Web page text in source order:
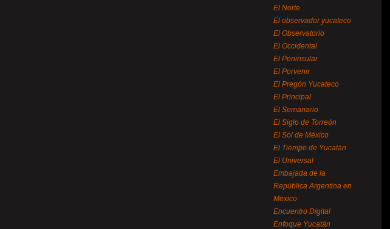
El Norte
El observador yucateco
El Observatorio
El Occidental
El Peninsular
El Porvenir
El Pregón Yucateco
El Principal
El Semanario
El Siglo de Torreón
El Sol de México
El Tiempo de Yucatán
El Universal
Embajada de la
República Argentina en
México
Encuentro Digital
Enfoque Yucatán